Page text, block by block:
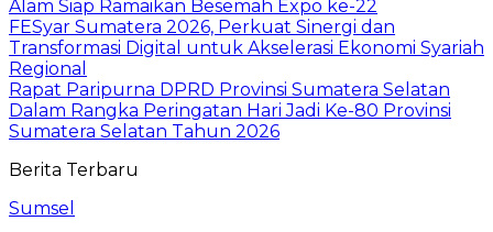
Alam Siap Ramaikan Besemah Expo ke-22
FESyar Sumatera 2026, Perkuat Sinergi dan
Transformasi Digital untuk Akselerasi Ekonomi Syariah
Regional
Rapat Paripurna DPRD Provinsi Sumatera Selatan
Dalam Rangka Peringatan Hari Jadi Ke-80 Provinsi
Sumatera Selatan Tahun 2026
Berita Terbaru
Sumsel